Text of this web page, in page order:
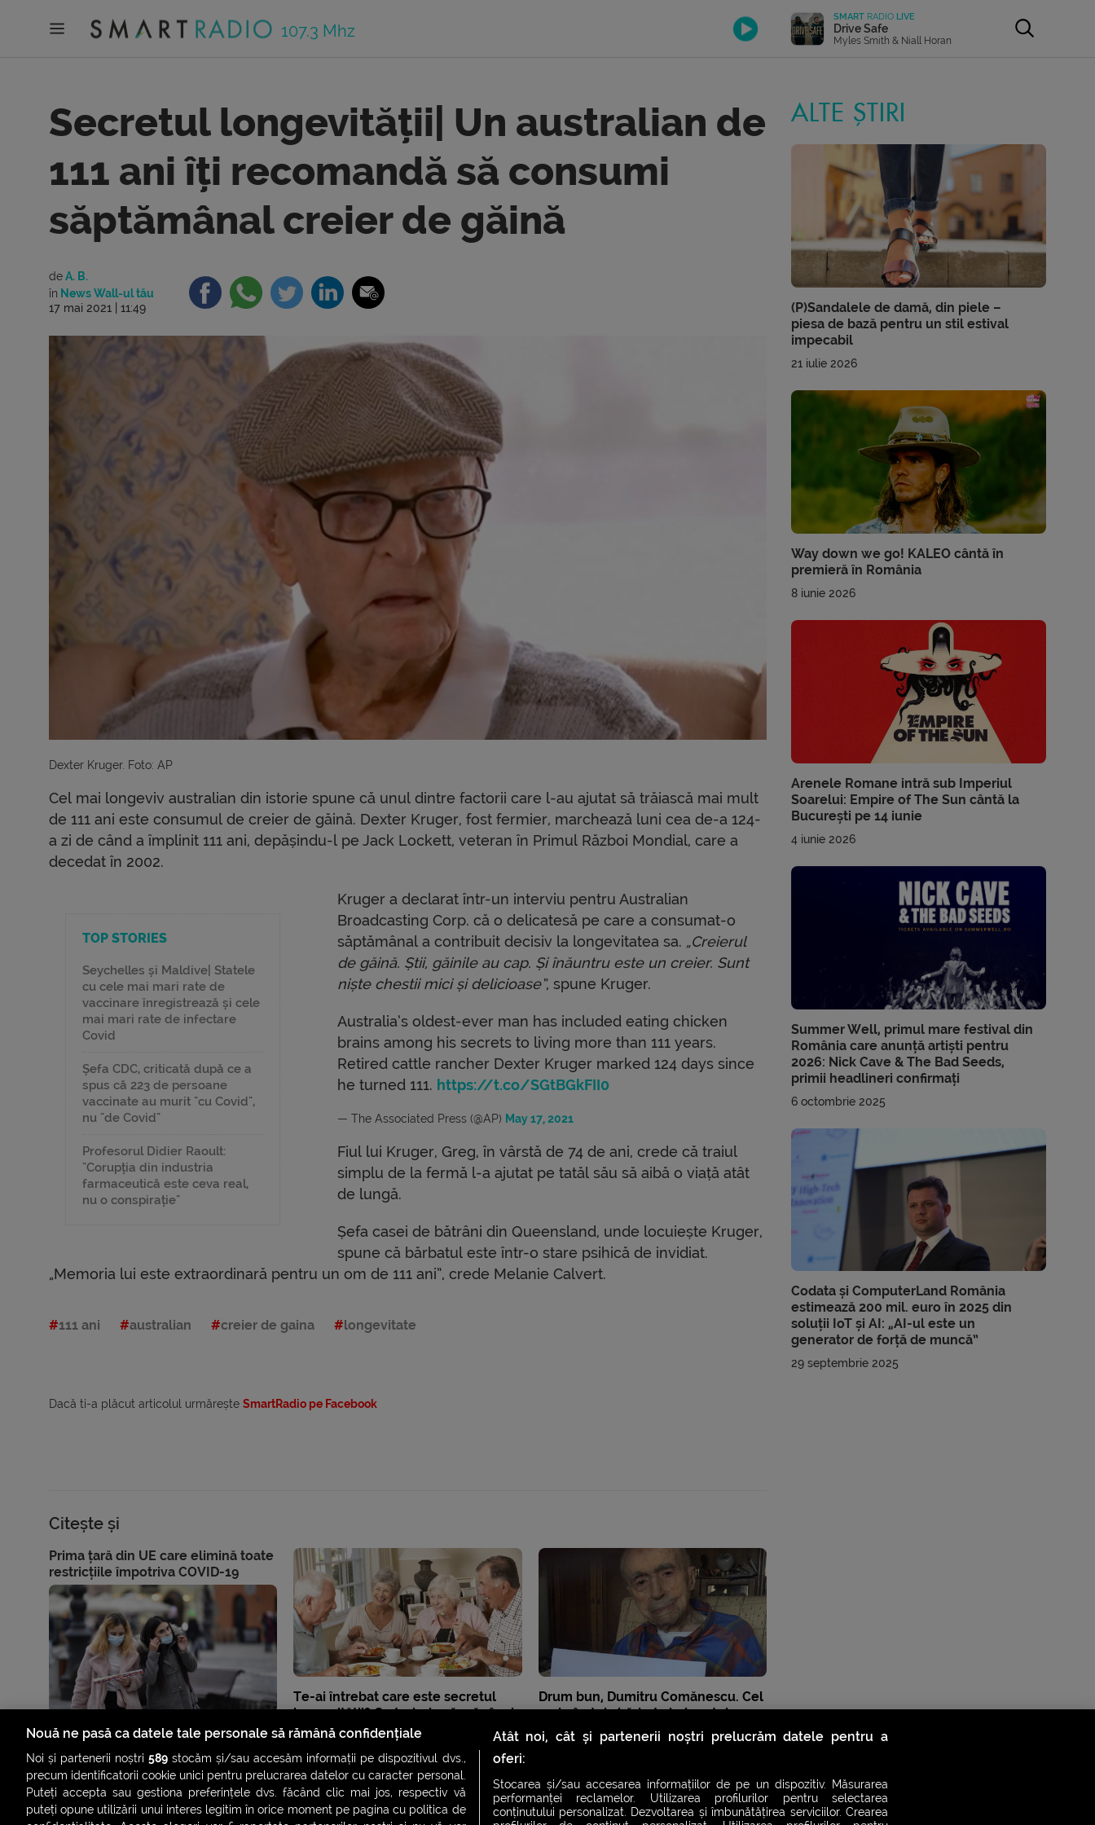
107.3 Mhz
SMART RADIO LIVE
Drive Safe
Myles Smith & Niall Horan
Secretul longevității| Un australian de
111 ani îți recomandă să consumi
săptămânal creier de găină
deA. B.
în News Wall-ul tău
17 mai 2021 | 11:49
Dexter Kruger. Foto: AP
Cel mai longeviv australian din istorie spune că unul dintre factorii care l-au ajutat să trăiască mai mult
de 111 ani este consumul de creier de găină. Dexter Kruger, fost fermier, marchează luni cea de-a 124-
a zi de când a împlinit 111 ani, depășindu-l pe Jack Lockett, veteran în Primul Război Mondial, care a
decedat în 2002.
TOP STORIES
Seychelles și Maldive| Statele
cu cele mai mari rate de
vaccinare înregistrează și cele
mai mari rate de infectare
Covid
Șefa CDC, criticată după ce a
spus că 223 de persoane
vaccinate au murit "cu Covid",
nu "de Covid"
Profesorul Didier Raoult:
"Corupția din industria
farmaceutică este ceva real,
nu o conspirație"
Kruger a declarat într-un interviu pentru Australian
Broadcasting Corp. că o delicatesă pe care a consumat-o
săptămânal a contribuit decisiv la longevitatea sa. „Creierul
de găină. Știi, găinile au cap. Și înăuntru este un creier. Sunt
niște chestii mici și delicioase”, spune Kruger.
Australia’s oldest-ever man has included eating chicken
brains among his secrets to living more than 111 years.
Retired cattle rancher Dexter Kruger marked 124 days since
he turned 111. https://t.co/SGtBGkFII0
— The Associated Press (@AP) May 17, 2021
Fiul lui Kruger, Greg, în vârstă de 74 de ani, crede că traiul
simplu de la fermă l-a ajutat pe tatăl său să aibă o viață atât
de lungă.
Șefa casei de bătrâni din Queensland, unde locuiește Kruger,
spune că bărbatul este într-o stare psihică de invidiat.
„Memoria lui este extraordinară pentru un om de 111 ani”, crede Melanie Calvert.
111 ani australian creier de gaina longevitate
Dacă ti-a plăcut articolul urmărește SmartRadio pe Facebook
Citește și
Prima țară din UE care elimină toate
restricțiile împotriva COVID-19
Te-ai întrebat care este secretul
longevității? Ce trebuie să mănânci
ca să trăiești mai mult
Drum bun, Dumitru Comănescu. Cel
mai vârstnic bărbat al planetei a
murit la 111 ani și 231 de zile
ALTE ȘTIRI
(P)Sandalele de damă, din piele –
piesa de bază pentru un stil estival
impecabil
21 iulie 2026
Way down we go! KALEO cântă în
premieră în România
8 iunie 2026
Arenele Romane intră sub Imperiul
Soarelui: Empire of The Sun cântă la
București pe 14 iunie
4 iunie 2026
Summer Well, primul mare festival din
România care anunță artiști pentru
2026: Nick Cave & The Bad Seeds,
primii headlineri confirmați
6 octombrie 2025
Codata și ComputerLand România
estimează 200 mil. euro în 2025 din
soluții IoT și AI: „AI-ul este un
generator de forță de muncă”
29 septembrie 2025
Nouă ne pasă ca datele tale personale să rămână confidențiale
Noi și partenerii noștri589 stocăm și/sau accesăm informații pe dispozitivul dvs.,
precum identificatorii cookie unici pentru prelucrarea datelor cu caracter personal.
Puteți accepta sau gestiona preferințele dvs. făcând clic mai jos, respectiv vă
puteți opune utilizării unui interes legitim în orice moment pe pagina cu politica de
Atât noi, cât și partenerii noștri prelucrăm datele pentru a
oferi:
Stocarea și/sau accesarea informațiilor de pe un dispozitiv. Măsurarea
performanței reclamelor. Utilizarea profilurilor pentru selectarea
conținutului personalizat. Dezvoltarea și îmbunătățirea serviciilor. Crearea